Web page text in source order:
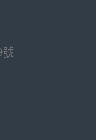
號